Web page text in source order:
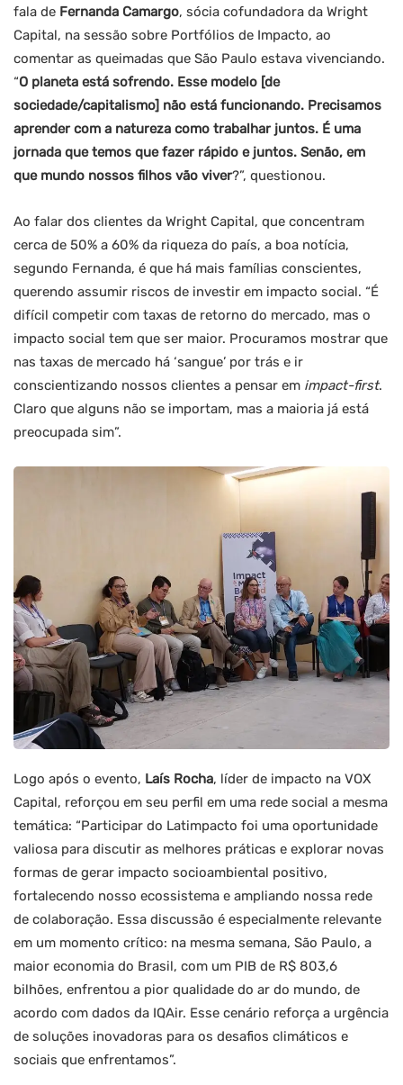
fala de Fernanda Camargo, sócia cofundadora da Wright
Capital, na sessão sobre Portfólios de Impacto, ao
comentar as queimadas que São Paulo estava vivenciando.
“O planeta está sofrendo. Esse modelo [de
sociedade/capitalismo] não está funcionando. Precisamos
aprender com a natureza como trabalhar juntos. É uma
jornada que temos que fazer rápido e juntos. Senão, em
que mundo nossos filhos vão viver?”, questionou.
Ao falar dos clientes da Wright Capital, que concentram
cerca de 50% a 60% da riqueza do país, a boa notícia,
segundo Fernanda, é que há mais famílias conscientes,
querendo assumir riscos de investir em impacto social. “É
difícil competir com taxas de retorno do mercado, mas o
impacto social tem que ser maior. Procuramos mostrar que
nas taxas de mercado há ‘sangue’ por trás e ir
conscientizando nossos clientes a pensar em impact-first.
Claro que alguns não se importam, mas a maioria já está
preocupada sim”.
Logo após o evento, Laís Rocha, líder de impacto na VOX
Capital, reforçou em seu perfil em uma rede social a mesma
temática: “Participar do Latimpacto foi uma oportunidade
valiosa para discutir as melhores práticas e explorar novas
formas de gerar impacto socioambiental positivo,
fortalecendo nosso ecossistema e ampliando nossa rede
de colaboração. Essa discussão é especialmente relevante
em um momento crítico: na mesma semana, São Paulo, a
maior economia do Brasil, com um PIB de R$ 803,6
bilhões, enfrentou a pior qualidade do ar do mundo, de
acordo com dados da IQAir. Esse cenário reforça a urgência
de soluções inovadoras para os desafios climáticos e
sociais que enfrentamos”.